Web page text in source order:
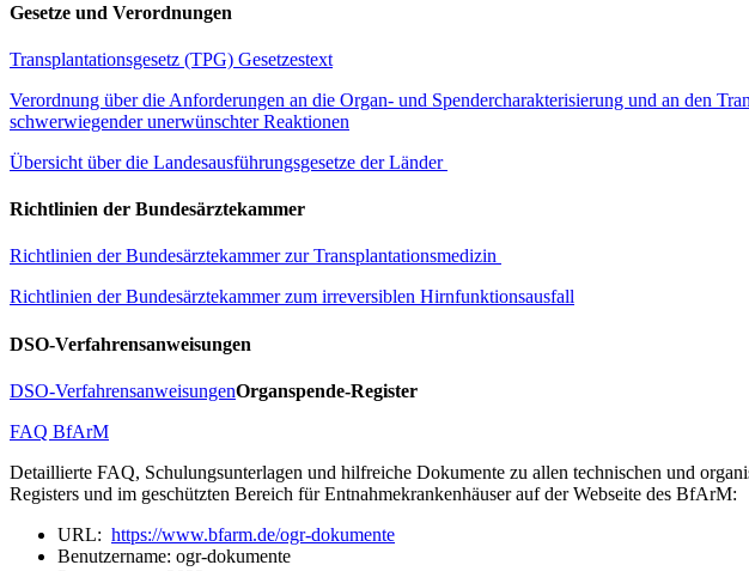
Gesetze und Verordnungen
Transplantationsgesetz (TPG) Gesetzestext
Verordnung über die Anforderungen an die Organ- und Spendercharakterisierung und an den
schwerwiegender unerwünschter Reaktionen
Übersicht über die Landesausführungsgesetze der Länder
Richtlinien der Bundesärztekammer
Richtlinien der Bundesärztekammer zur Transplantationsmedizin
Richtlinien der Bundesärztekammer zum irreversiblen Hirnfunktionsausfall
DSO-Verfahrensanweisungen
DSO-VerfahrensanweisungenOrganspende-Register
FAQ BfArM
Detaillierte FAQ, Schulungsunterlagen und hilfreiche Dokumente zu allen technischen und
Registers und im geschützten Bereich für Entnahmekrankenhäuser auf der Webseite des BfArM:
URL: https://www.bfarm.de/ogr-dokumente
Benutzername: ogr-dokumente